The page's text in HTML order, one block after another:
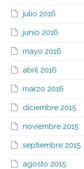
julio 2016
junio 2016
mayo 2016
abril 2016
marzo 2016
diciembre 2015
noviembre 2015
septiembre 2015
agosto 2015